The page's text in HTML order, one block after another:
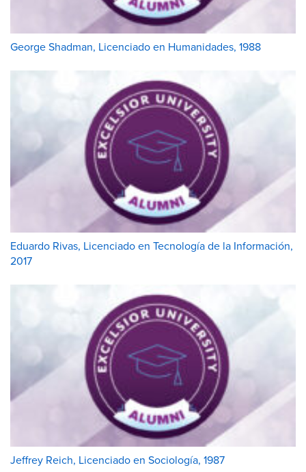
George Shadman, Licenciado en Humanidades, 1988
Eduardo Rivas, Licenciado en Tecnología de la Información,
2017
Jeffrey Reich, Licenciado en Sociología, 1987